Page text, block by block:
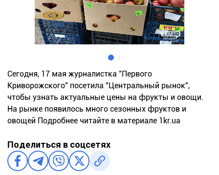
Сегодня, 17 мая журналистка "Первого
Криворожского" посетила "Центральный рынок",
чтобы узнать актуальные цены на фрукты и овощи.
На рынке появилось много сезонных фруктов и
овощей Подробнее читайте в материале 1kr.ua
Поделиться в соцсетях